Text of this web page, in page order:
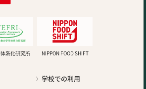
系化研究所 NIPPON FOOD SHIFT
学校での利用